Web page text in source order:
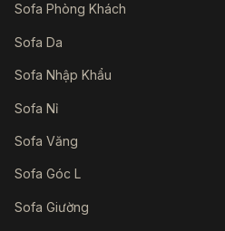
Sofa Phòng Khách
Sofa Da
Sofa Nhập Khẩu
Sofa Nỉ
Sofa Văng
Sofa Góc L
Sofa Giường